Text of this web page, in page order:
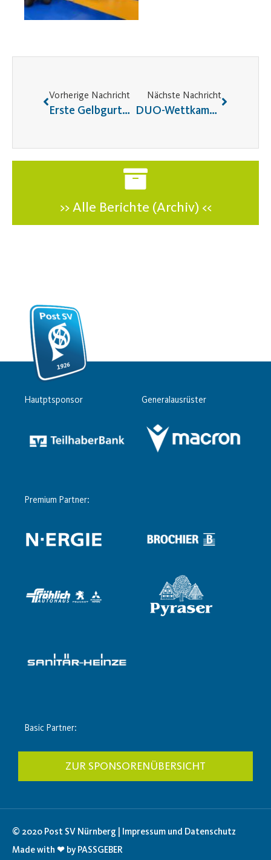
Vorherige Nachricht
Erste Gelbgurtprüfung bei den Erwachsenen nach der Coronazeit
Nächste Nachricht
DUO-Wettkampf Nordbayerische
>> Alle Berichte (Archiv) <<
Hautptsponsor Generalausrüster
Premium Partner:
Basic Partner:
ZUR SPONSORENÜBERSICHT
© 2020 Post SV Nürnberg | Impressum und Datenschutz
Made with ❤ by PASSGEBER